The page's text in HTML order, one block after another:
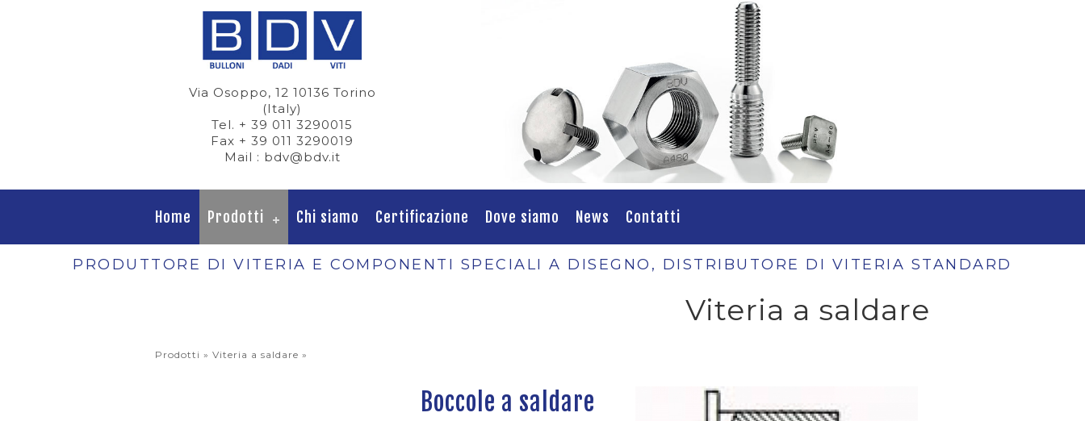
Via Osoppo, 12 10136 Torino
(Italy)
Tel. + 39 011 3290015
Fax + 39 011 3290019
Mail : bdv@bdv.it
Home Prodotti Chi siamo Certificazione Dove siamo News Contatti
PRODUTTORE DI VITERIA E COMPONENTI SPECIALI A DISEGNO, DISTRIBUTORE DI VITERIA STANDARD
Viteria a saldare
Prodotti » Viteria a saldare »
Boccole a saldare